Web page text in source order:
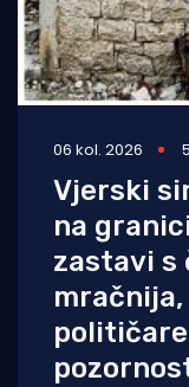
06 kol. 2026
Vjerski
na
zastavi s